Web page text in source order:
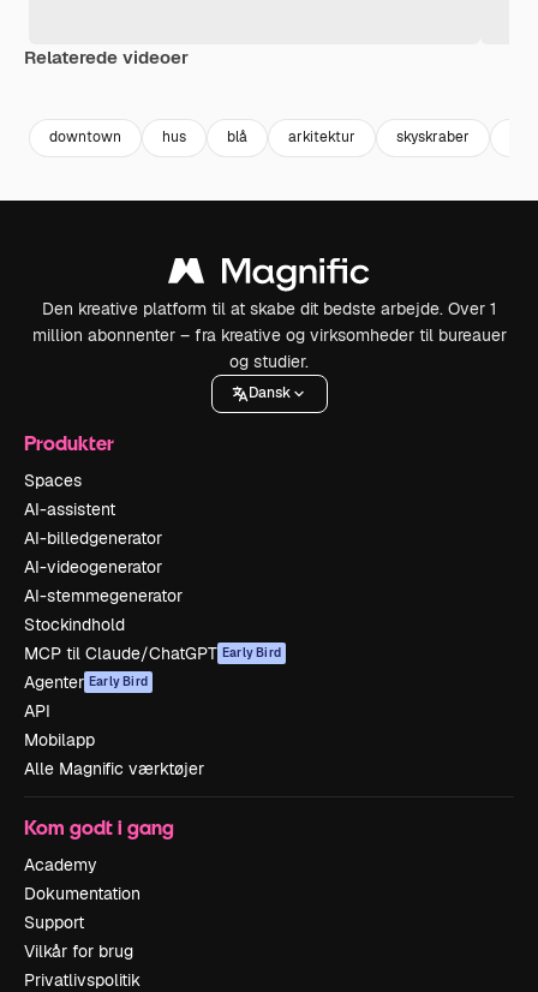
Relaterede videoer
downtown hus blå arkitektur skyskraber
Den kreative platform til at skabe dit bedste arbejde. Over 1
million abonnenter – fra kreative og virksomheder til bureauer
og studier.
Dansk
Produkter
Spaces
AI-assistent
AI-billedgenerator
AI-videogenerator
AI-stemmegenerator
Stockindhold
MCP til Claude/ChatGPT Early Bird
Agenter Early Bird
API
Mobilapp
Alle Magnific værktøjer
Kom godt i gang
Academy
Dokumentation
Support
Vilkår for brug
Privatlivspolitik